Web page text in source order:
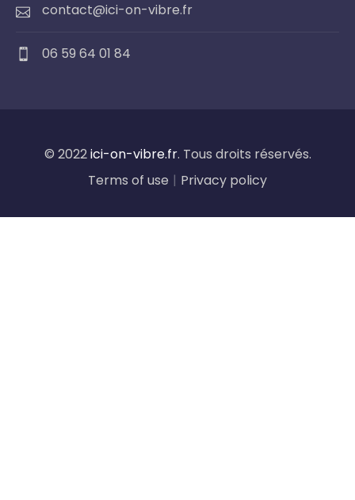
contact@ici-on-vibre.fr
06 59 64 01 84
© 2022ici-on-vibre.fr. Tous droits réservés.
Terms of use | Privacy policy